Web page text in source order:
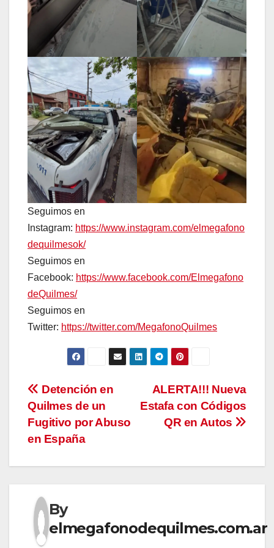
Seguimos en
Instagram: https://www.instagram.com/elmegafono
dequilmesok/
Seguimos en
Facebook: https://www.facebook.com/Elmegafono
deQuilmes/
Seguimos en
Twitter: https://twitter.com/MegafonoQuilmes
Navegación
de
entradas
ALERTA!!! Nueva
Estafa con Códigos
QR en Autos
Detención en
Quilmes de un
Fugitivo por Abuso
en España
By
elmegafonodequilmes.com.ar